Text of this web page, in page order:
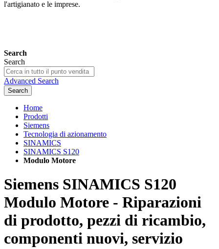
l'artigianato e le imprese.
Search
Search
Advanced Search
Search
Home
Prodotti
Siemens
Tecnologia di azionamento
SINAMICS
SINAMICS S120
Modulo Motore
Siemens SINAMICS S120
Modulo Motore - Riparazioni
di prodotto, pezzi di ricambio,
componenti nuovi, servizio